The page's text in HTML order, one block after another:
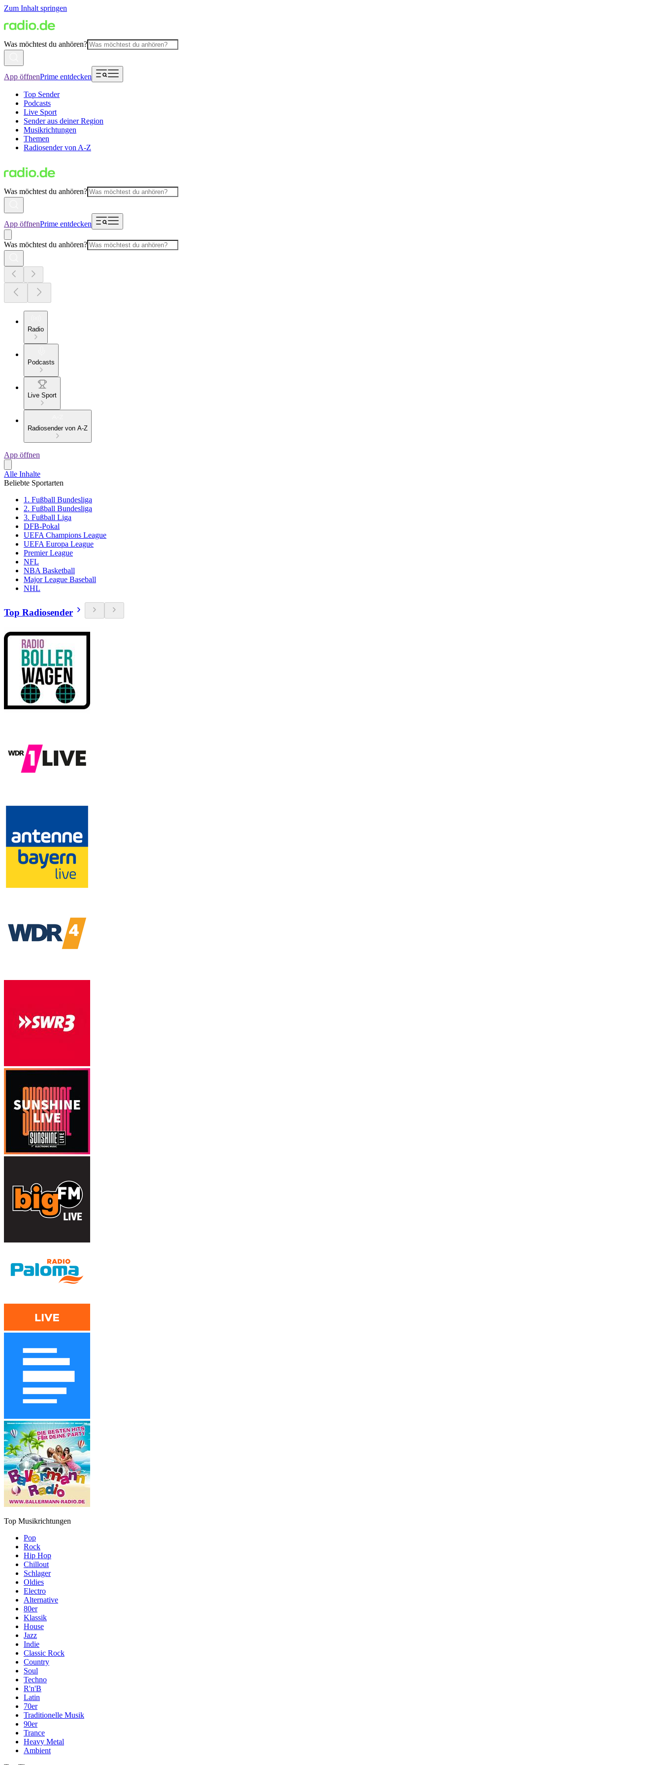
Zum Inhalt springen
Was möchtest du anhören?
App öffnenPrime entdecken
Top Sender
Podcasts
Live Sport
Sender aus deiner Region
Musikrichtungen
Themen
Radiosender von A-Z
Was möchtest du anhören?
App öffnenPrime entdecken
Was möchtest du anhören?
Radio
Podcasts
Live Sport
Radiosender von A-Z
App öffnen
Alle Inhalte
Beliebte Sportarten
1. Fußball Bundesliga
2. Fußball Bundesliga
3. Fußball Liga
DFB-Pokal
UEFA Champions League
UEFA Europa League
Premier League
NFL
NBA Basketball
Major League Baseball
NHL
Top Radiosender
Top Musikrichtungen
Pop
Rock
Hip Hop
Chillout
Schlager
Oldies
Electro
Alternative
80er
Klassik
House
Jazz
Indie
Classic Rock
Country
Soul
Techno
R'n'B
Latin
70er
Traditionelle Musik
90er
Trance
Heavy Metal
Ambient